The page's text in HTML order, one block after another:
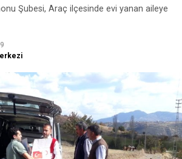
Karasan güven tazeledi
ve Çocuk Bayramı coşkuyla
Şubesi, Araç ilçesinde evi yanan aileye